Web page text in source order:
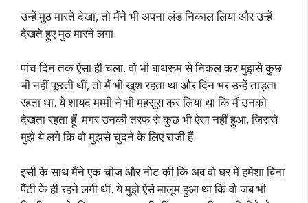
उन्हें मुठ मारते देखा, तो मैंने भी अपना लंड निकाल लिया और उन्हें
देखते हुए मुठ मारने लगा.
पांच दिन तक ऐसा ही चला. वो भी बाथरूम से निकल कर मुझसे कुछ
भी नहीं पूछती थीं, तो मैं भी खुश रहता था और दिन भर उन्हें ताड़ता
रहता था. ये शायद मम्मी ने भी महसूस कर लिया था कि मैं उनको
देखता रहता हूँ. मगर उनकी तरफ से कुछ भी ऐसा नहीं हुआ, जिससे
मुझे ये लगे कि वो मुझसे चुदने के लिए राजी हैं.
इसी के साथ मैंने एक चीज और नोट की कि अब वो घर में हमेशा बिना
पैंटी के ही रहने लगी थीं. ये मुझे ऐसे मालूम हुआ था कि वो जब भी